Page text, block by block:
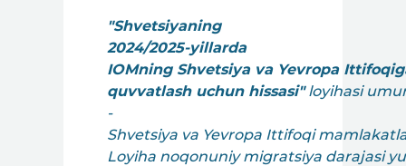
"Shvetsiyaning
2024/2025-yillarda
IOMning Shvetsiya va Yevropa
quvvatlash uchun hissasi"loyihasi
-
Shvetsiya va Yevropa Ittifoqi
Loyiha noqonuniy migratsiya darajasi